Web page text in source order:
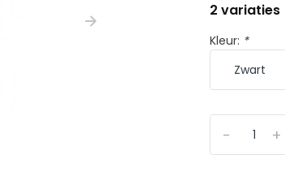
2 variaties
Kleur: *
+
-